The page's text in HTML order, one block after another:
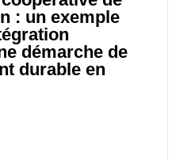
: un exemple
démarche de
durable en